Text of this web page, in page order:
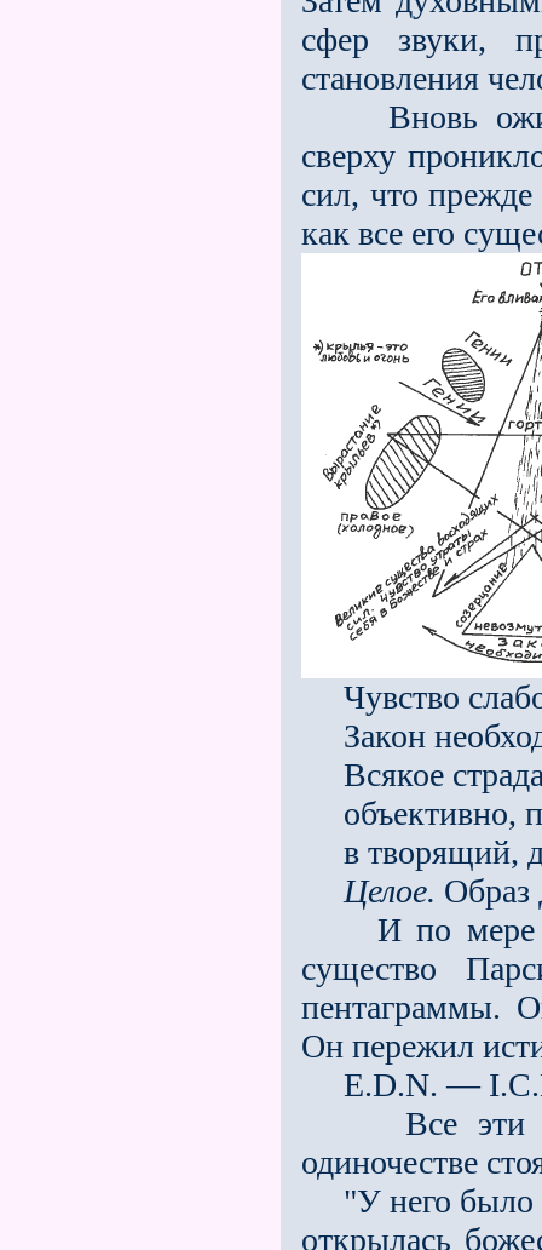
сфер звуки,
становления
Вновь
сверху
сил, что прежде
как все его
Чувство
Закон
Всякое
объективно,
в творящий,
Целое. Образ
И по мере
существо
пентаграммы.
Он пережил
E.D.N. —
Все эти
одиночестве
"У него было
открылась